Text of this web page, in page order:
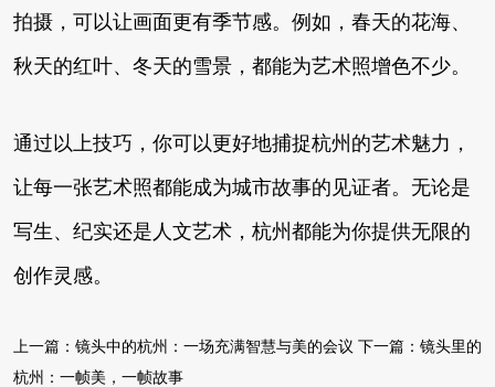
拍摄，可以让画面更有季节感。例如，春天的花海、
秋天的红叶、冬天的雪景，都能为艺术照增色不少。
通过以上技巧，你可以更好地捕捉杭州的艺术魅力，
让每一张艺术照都能成为城市故事的见证者。无论是
写生、纪实还是人文艺术，杭州都能为你提供无限的
创作灵感。
上一篇： 镜头中的杭州：一场充满智慧与美的会议 下一篇： 镜头里的
杭州：一帧美，一帧故事